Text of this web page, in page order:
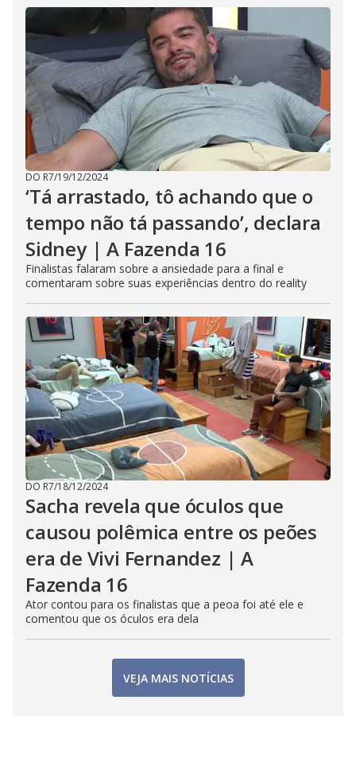
DO R7/19/12/2024
‘Tá arrastado, tô achando que o
tempo não tá passando’, declara
Sidney | A Fazenda 16
Finalistas falaram sobre a ansiedade para a final e
comentaram sobre suas experiências dentro do reality
DO R7/18/12/2024
Sacha revela que óculos que
causou polêmica entre os peões
era de Vivi Fernandez | A
Fazenda 16
Ator contou para os finalistas que a peoa foi até ele e
comentou que os óculos era dela
VEJA MAIS NOTÍCIAS